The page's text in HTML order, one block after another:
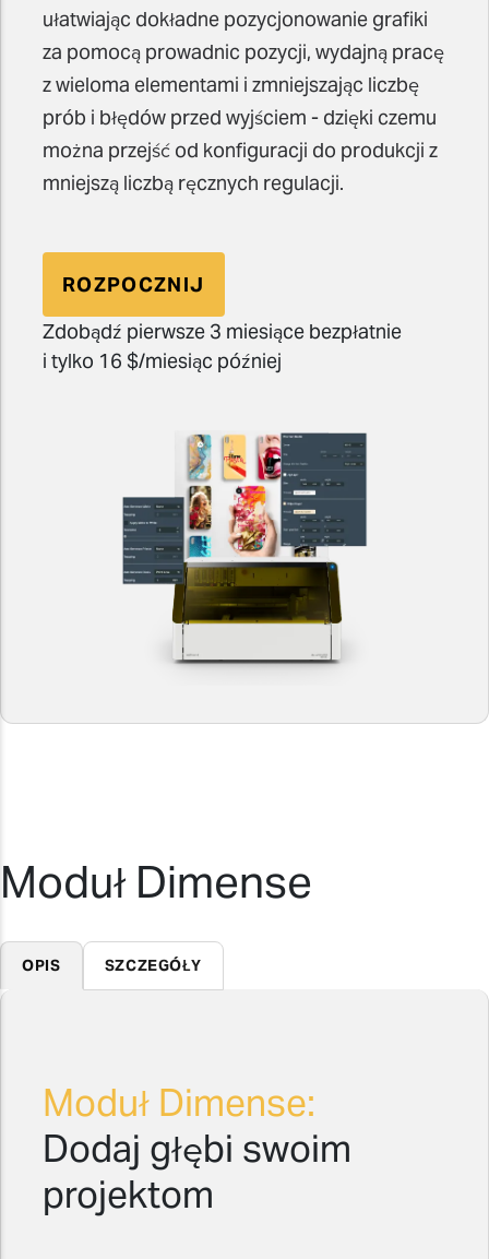
ułatwiając dokładne pozycjonowanie grafiki
za pomocą prowadnic pozycji, wydajną pracę
z wieloma elementami i zmniejszając liczbę
prób i błędów przed wyjściem - dzięki czemu
można przejść od konfiguracji do produkcji z
mniejszą liczbą ręcznych regulacji.
ROZPOCZNIJ
Zdobądź pierwsze 3 miesiące bezpłatnie
i tylko 16 $/miesiąc później
Moduł Dimense
OPIS SZCZEGÓŁY
Moduł Dimense:
Dodaj głębi swoim
projektom